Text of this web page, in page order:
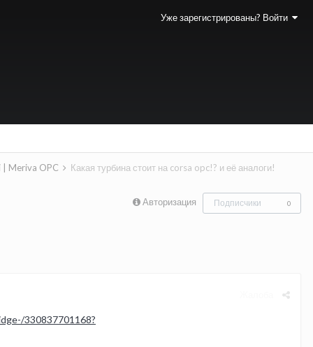
Уже зарегистрированы? Войти
| Meriva OPC Какая турбина стоит на corsa opc!? и её аналоги!
Авторизация Подписчики 0
330837701168?